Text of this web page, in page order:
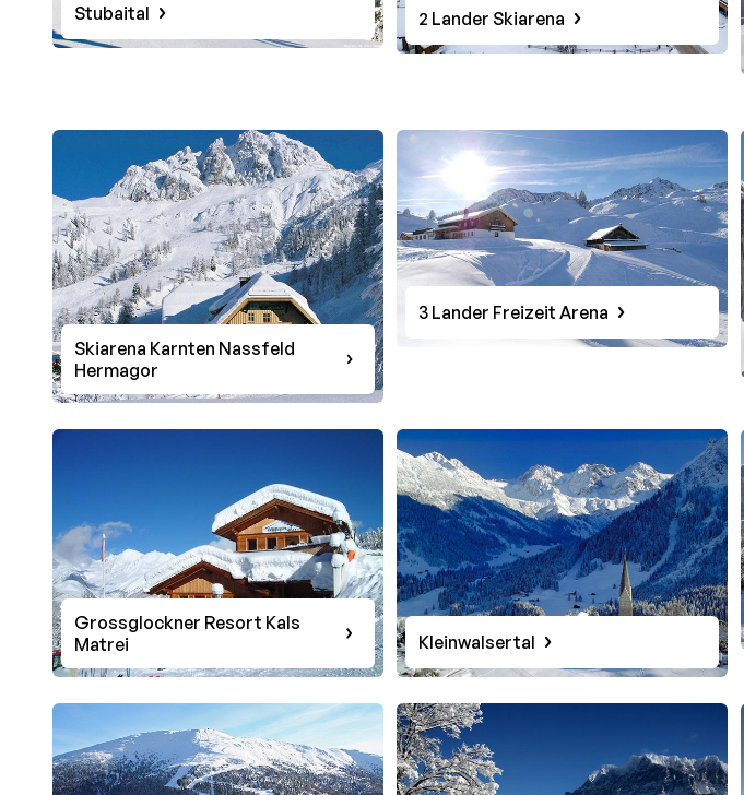
Stubaital
2 Lander Skiarena
Skiarena Karnten Nassfeld
Hermagor
3 Lander Freizeit Arena
Grossglockner Resort Kals
Matrei
Kleinwalsertal